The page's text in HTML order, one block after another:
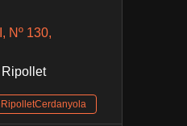
Nº 130,
Ripollet